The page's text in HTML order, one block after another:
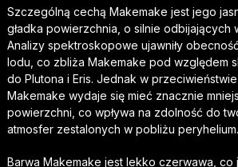
Szczególną cechą Makemake jest jego
gładka powierzchnia, o silnie odbijających
Analizy spektroskopowe ujawniły
lodu, co zbliża Makemake pod względem
do Plutona i Eris. Jednak w przeciwieństwie
Makemake wydaje się mieć znacznie
powierzchni, co wpływa na zdolność do
atmosfer zestalonych w pobliżu peryhelium.
Barwa Makemake jest lekko czerwawa, co